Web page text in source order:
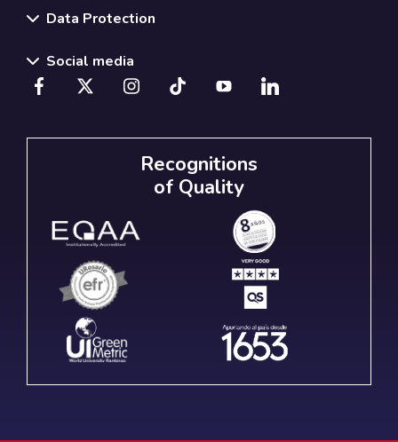
Data Protection
Social media
Recognitions
of Quality